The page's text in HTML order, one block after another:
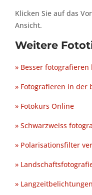
Klicken Sie auf das
Ansicht.
Weitere
» Besser fotografieren
» Fotografieren in der
» Fotokurs Online
» Schwarzweiss
» Polarisationsfilter
»
» Langzeitbelichtungen